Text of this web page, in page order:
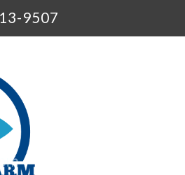
9507